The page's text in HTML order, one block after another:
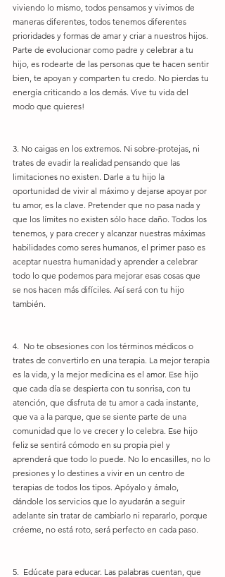
viviendo lo mismo, todos pensamos y vivimos de
maneras diferentes, todos tenemos diferentes
prioridades y formas de amar y criar a nuestros hijos.
Parte de evolucionar como padre y celebrar a tu
hijo, es rodearte de las personas que te hacen sentir
bien, te apoyan y comparten tu credo. No pierdas tu
energía criticando a los demás. Vive tu vida del
modo que quieres!
3. No caigas en los extremos. Ni sobre-protejas, ni
trates de evadir la realidad pensando que las
limitaciones no existen. Darle a tu hijo la
oportunidad de vivir al máximo y dejarse apoyar por
tu amor, es la clave. Pretender que no pasa nada y
que los límites no existen sólo hace daño. Todos los
tenemos, y para crecer y alcanzar nuestras máximas
habilidades como seres humanos, el primer paso es
aceptar nuestra humanidad y aprender a celebrar
todo lo que podemos para mejorar esas cosas que
se nos hacen más difíciles. Así será con tu hijo
también.
4.  No te obsesiones con los términos médicos o
trates de convertirlo en una terapia. La mejor terapia
es la vida, y la mejor medicina es el amor. Ese hijo
que cada día se despierta con tu sonrisa, con tu
atención, que disfruta de tu amor a cada instante,
que va a la parque, que se siente parte de una
comunidad que lo ve crecer y lo celebra. Ese hijo
feliz se sentirá cómodo en su propia piel y
aprenderá que todo lo puede. No lo encasilles, no lo
presiones y lo destines a vivir en un centro de
terapias de todos los tipos. Apóyalo y ámalo,
dándole los servicios que lo ayudarán a seguir
adelante sin tratar de cambiarlo ni repararlo, porque
créeme, no está roto, será perfecto en cada paso.
5.  Edúcate para educar. Las palabras cuentan, que